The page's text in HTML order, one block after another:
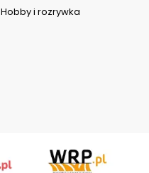
Hobby i rozrywka